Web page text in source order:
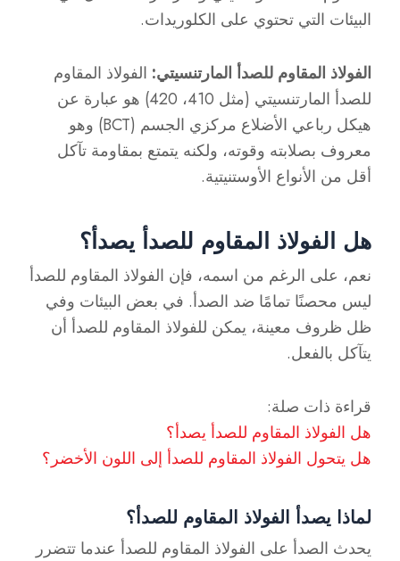
البيئات التي تحتوي على الكلوريدات.
الفولاذ المقاوم للصدأ المارتنسيتي: الفولاذ المقاوم
للصدأ المارتنسيتي (مثل 410، 420) هو عبارة عن
هيكل رباعي الأضلاع مركزي الجسم (BCT) وهو
معروف بصلابته وقوته، ولكنه يتمتع بمقاومة تآكل
أقل من الأنواع الأوستنيتية.
هل الفولاذ المقاوم للصدأ يصدأ؟
نعم، على الرغم من اسمه، فإن الفولاذ المقاوم للصدأ
ليس محصنًا تمامًا ضد الصدأ. في بعض البيئات وفي
ظل ظروف معينة، يمكن للفولاذ المقاوم للصدأ أن
يتآكل بالفعل.
قراءة ذات صلة:
هل الفولاذ المقاوم للصدأ يصدأ؟
هل يتحول الفولاذ المقاوم للصدأ إلى اللون الأخضر؟
لماذا يصدأ الفولاذ المقاوم للصدأ؟
يحدث الصدأ على الفولاذ المقاوم للصدأ عندما تتضرر